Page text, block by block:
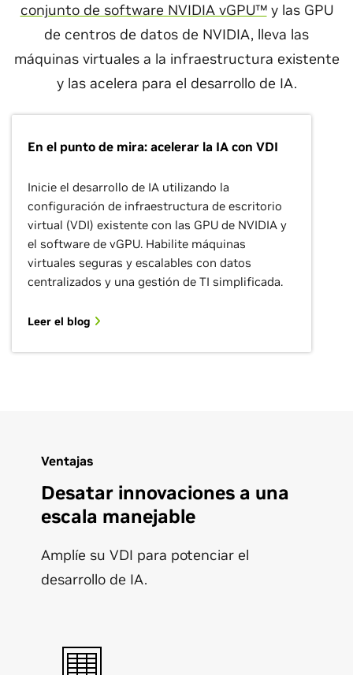
conjunto de software NVIDIA vGPU™y las GPU
de centros de datos de NVIDIA, lleva las
máquinas virtuales a la infraestructura existente
y las acelera para el desarrollo de IA.
En el punto de mira: acelerar la IA con VDI
Inicie el desarrollo de IA utilizando la
configuración de infraestructura de escritorio
virtual (VDI) existente con las GPU de NVIDIA y
el software de vGPU. Habilite máquinas
virtuales seguras y escalables con datos
centralizados y una gestión de TI simplificada.
Leer el blog
Ventajas
Desatar innovaciones a una
escala manejable
Amplíe su VDI para potenciar el
desarrollo de IA.